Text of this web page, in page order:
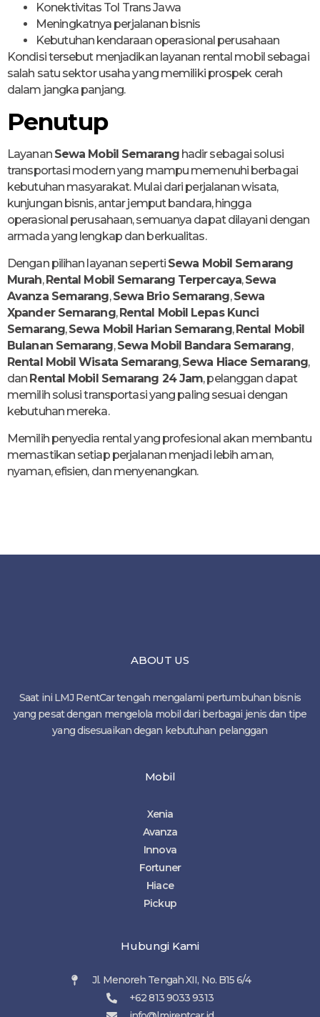
Konektivitas Tol Trans Jawa
Meningkatnya perjalanan bisnis
Kebutuhan kendaraan operasional perusahaan
Kondisi tersebut menjadikan layanan rental mobil sebagai
salah satu sektor usaha yang memiliki prospek cerah
dalam jangka panjang.
Penutup
Layanan Sewa Mobil Semaranghadir sebagai solusi
transportasi modern yang mampu memenuhi berbagai
kebutuhan masyarakat. Mulai dari perjalanan wisata,
kunjungan bisnis, antar jemput bandara, hingga
operasional perusahaan, semuanya dapat dilayani dengan
armada yang lengkap dan berkualitas.
Dengan pilihan layanan seperti Sewa Mobil Semarang
Murah, Rental Mobil Semarang Terpercaya,Sewa
Avanza Semarang,Sewa Brio Semarang,Sewa
Xpander Semarang, Rental Mobil Lepas Kunci
Semarang,Sewa Mobil Harian Semarang, Rental Mobil
Bulanan Semarang,Sewa Mobil Bandara Semarang,
Rental Mobil Wisata Semarang,Sewa Hiace Semarang,
dan Rental Mobil Semarang 24 Jam, pelanggan dapat
memilih solusi transportasi yang paling sesuai dengan
kebutuhan mereka.
Memilih penyedia rental yang profesional akan membantu
memastikan setiap perjalanan menjadi lebih aman,
nyaman, efisien, dan menyenangkan.
ABOUT US
Saat ini LMJ RentCar tengah mengalami pertumbuhan bisnis
yang pesat dengan mengelola mobil dari berbagai jenis dan tipe
yang disesuaikan degan kebutuhan pelanggan
Mobil
Xenia
Avanza
Innova
Fortuner
Hiace
Pickup
Hubungi Kami
Jl. Menoreh Tengah XII, No. B15 6/4
+62 813 9033 9313